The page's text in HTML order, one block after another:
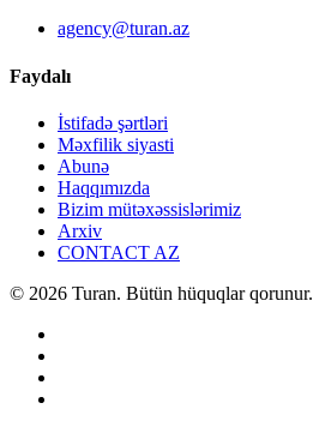
agency@turan.az
Faydalı
İstifadə şərtləri
Məxfilik siyasti
Abunə
Haqqımızda
Bizim mütəxəssislərimiz
Arxiv
CONTACT AZ
© 2026 Turan. Bütün hüquqlar qorunur.